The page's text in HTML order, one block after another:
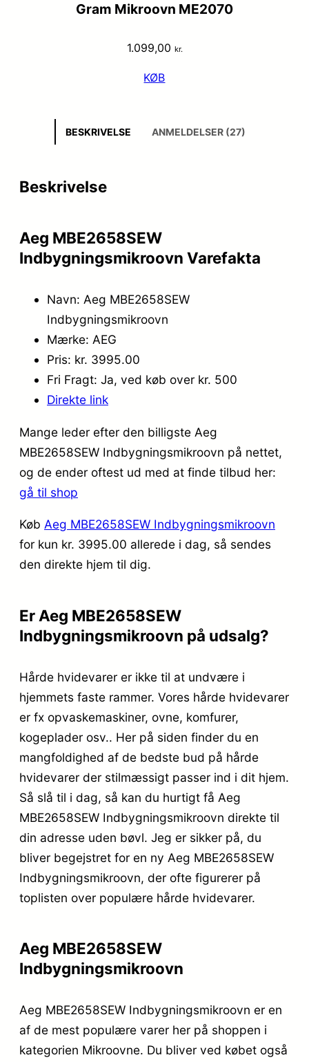
Gram Mikroovn ME2070
1.099,00 kr.
KØB
BESKRIVELSE ANMELDELSER (27)
Beskrivelse
Aeg MBE2658SEW
Indbygningsmikroovn Varefakta
Navn: Aeg MBE2658SEW
Indbygningsmikroovn
Mærke: AEG
Pris: kr. 3995.00
Fri Fragt: Ja, ved køb over kr. 500
Direkte link
Mange leder efter den billigste Aeg
MBE2658SEW Indbygningsmikroovn på nettet,
og de ender oftest ud med at finde tilbud her:
gå til shop
Køb Aeg MBE2658SEW Indbygningsmikroovn
for kun kr. 3995.00 allerede i dag, så sendes
den direkte hjem til dig.
Er Aeg MBE2658SEW
Indbygningsmikroovn på udsalg?
Hårde hvidevarer er ikke til at undvære i
hjemmets faste rammer. Vores hårde hvidevarer
er fx opvaskemaskiner, ovne, komfurer,
kogeplader osv.. Her på siden finder du en
mangfoldighed af de bedste bud på hårde
hvidevarer der stilmæssigt passer ind i dit hjem.
Så slå til i dag, så kan du hurtigt få Aeg
MBE2658SEW Indbygningsmikroovn direkte til
din adresse uden bøvl. Jeg er sikker på, du
bliver begejstret for en ny Aeg MBE2658SEW
Indbygningsmikroovn, der ofte figurerer på
toplisten over populære hårde hvidevarer.
Aeg MBE2658SEW
Indbygningsmikroovn
Aeg MBE2658SEW Indbygningsmikroovn er en
af de mest populære varer her på shoppen i
kategorien Mikroovne. Du bliver ved købet også